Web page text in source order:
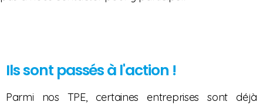
Ils sont passés à l'action !
Parmi nos TPE, certaines entreprises sont déjà